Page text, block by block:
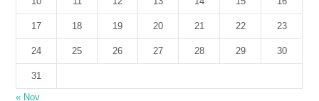
17 18 19 20 21 22 23
24 25 26 27 28 29 30
31
« Nov